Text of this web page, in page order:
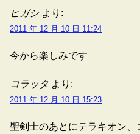
ヒガシ より:
2011 年 12 月 10 日 11:24
今から楽しみです
コラッタ より:
2011 年 12 月 10 日 15:23
聖剣士のあとにテラキオン